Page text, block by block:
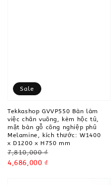
Sale
Tekkashop GVVP550 Bàn làm
việc chân vuông, kèm hộc tủ,
mặt bàn gỗ công nghiệp phủ
Melamine, kích thước: W1400
x D1200 x H750 mm
Regular
price
7,810,000 ₫
Sale
4,686,000 ₫